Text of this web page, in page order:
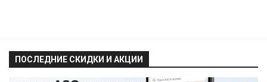
ПОСЛЕДНИЕ СКИДКИ И АКЦИИ